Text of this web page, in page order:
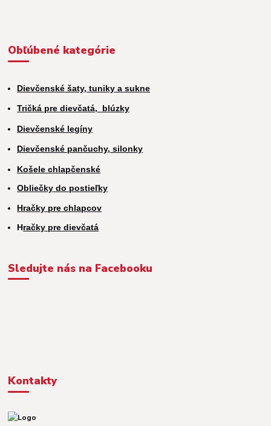
Obľúbené kategórie
Dievčenské šaty, tuniky a sukne
Tričká pre dievčatá, blúzky
Dievčenské legíny
Dievčenské pančuchy, silonky
Košele chlapčenské
Obliečky do postieľky
Hračky pre chlapcov
Hračky pre dievčatá
Sledujte nás na Facebooku
Kontakty